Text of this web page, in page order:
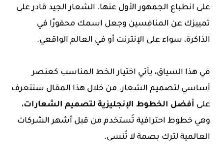
على انطباع الجمهور الأول عنها. الشعار الجيد قادر على
تمييزك عن المنافسين وجعل اسمك محفورًا في
الذاكرة، سواء على الإنترنت أو في العالم الواقعي.
في هذا السياق، يأتي اختيار الخط المناسب كعنصر
أساسي لتصميم الشعار. من خلال هذا المقال ستتعرف
على أفضل الخطوط الإنجليزية لتصميم الشعارات،
وهي خطوط احترافية تُستخدم من قبل أشهر الشركات
العالمية لترك بصمة لا تُنسى.